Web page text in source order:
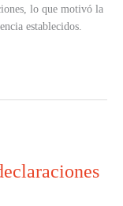
lo que motivó la
establecidos.